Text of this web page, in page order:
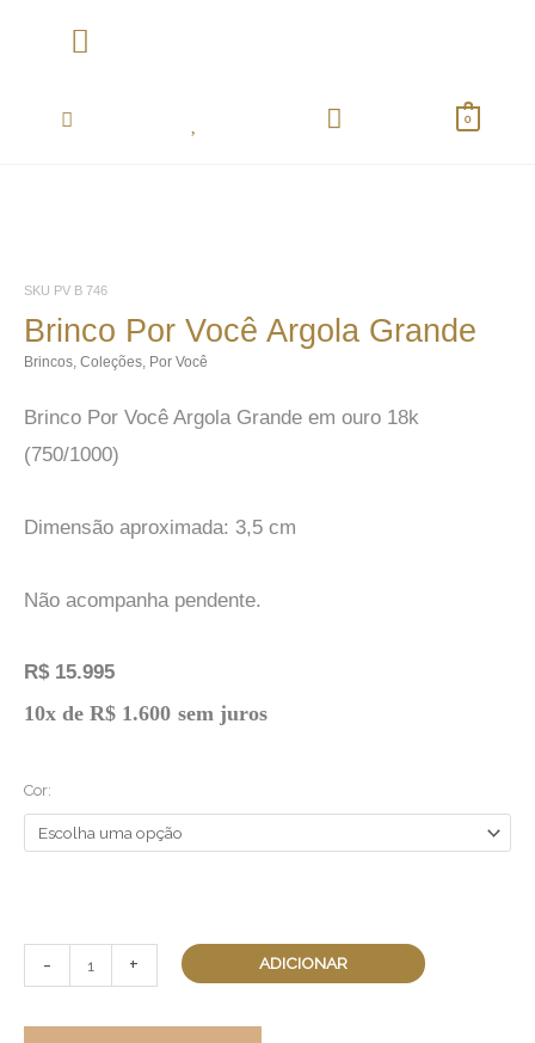
0
SKU PV B 746
Brinco Por Você Argola Grande
Brincos, Coleções, Por Você
Brinco Por Você Argola Grande em ouro 18k
(750/1000)
Dimensão aproximada: 3,5 cm
Não acompanha pendente.
R$ 15.995
10x de R$ 1.600 sem juros
Cor:
-
Brinco
Argola
Grande
quantidade
+ ADICIONAR